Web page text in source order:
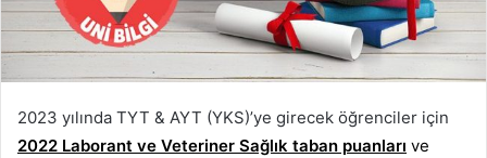
2023 yılında TYT & AYT (YKS)’ye girecek öğrenciler için
2022 Laborant ve Veteriner Sağlık taban puanları ve